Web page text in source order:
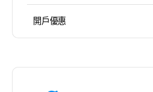
開戶優惠